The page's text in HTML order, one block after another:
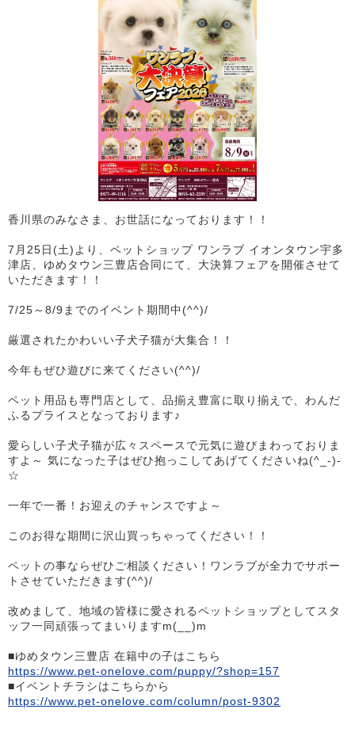
香川県のみなさま、お世話になっております！！
7月25日(土)より、ペットショップ ワンラブ イオンタウン宇多
津店、ゆめタウン三豊店合同にて、大決算フェアを開催させて
いただきます！！
7/25～8/9までのイベント期間中(^^)/
厳選されたかわいい子犬子猫が大集合！！
今年もぜひ遊びに来てください(^^)/
ペット用品も専門店として、品揃え豊富に取り揃えで、わんだ
ふるプライスとなっております♪
愛らしい子犬子猫が広々スペースで元気に遊びまわっておりま
すよ～ 気になった子はぜひ抱っこしてあげてくださいね(^_-)-
☆
一年で一番！お迎えのチャンスですよ～
このお得な期間に沢山買っちゃってください！！
ペットの事ならぜひご相談ください！ワンラブが全力でサポー
トさせていただきます(^^)/
改めまして、地域の皆様に愛されるペットショップとしてスタ
ッフ一同頑張ってまいりますm(__)m
■ゆめタウン三豊店 在籍中の子はこちら
https://www.pet-onelove.com/puppy/?shop=157
■イベントチラシはこちらから
https://www.pet-onelove.com/column/post-9302